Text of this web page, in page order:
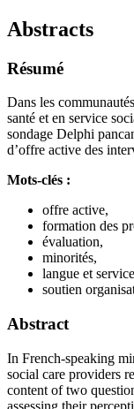
Abstracts
Résumé
Dans les
santé et en service
sondage Delphi
d’offre active des
Mots-clés :
offre active,
formation des
évaluation,
minorités,
langue et
soutien
Abstract
In French-speaking
social care providers
content of two
assessing their